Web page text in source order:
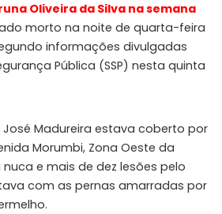
Oliveira da Silva na semana
morto na noite de quarta-feira
informações divulgadas
Pública (SSP) nesta quinta
José Madureira estava coberto por
Morumbi, Zona Oeste da
e mais de dez lesões pelo
com as pernas amarradas por